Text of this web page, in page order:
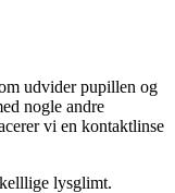
udvider pupillen og
nogle andre
vi en kontaktlinse
lysglimt.